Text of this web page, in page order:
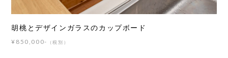
胡桃とデザインガラスのカップボード
¥850,000- （税別）